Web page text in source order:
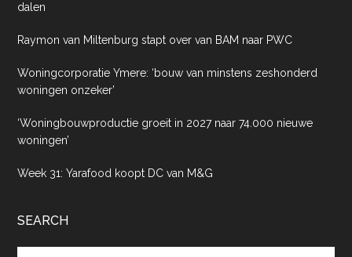
dalen
Raymon van Miltenburg stapt over van BAM naar PWC
Woningcorporatie Ymere: ‘bouw van minstens zeshonderd
woningen onzeker’
‘Woningbouwproductie groeit in 2027 naar 74.000 nieuwe
woningen’
Week 31: Yarafood koopt DC van M&G
SEARCH